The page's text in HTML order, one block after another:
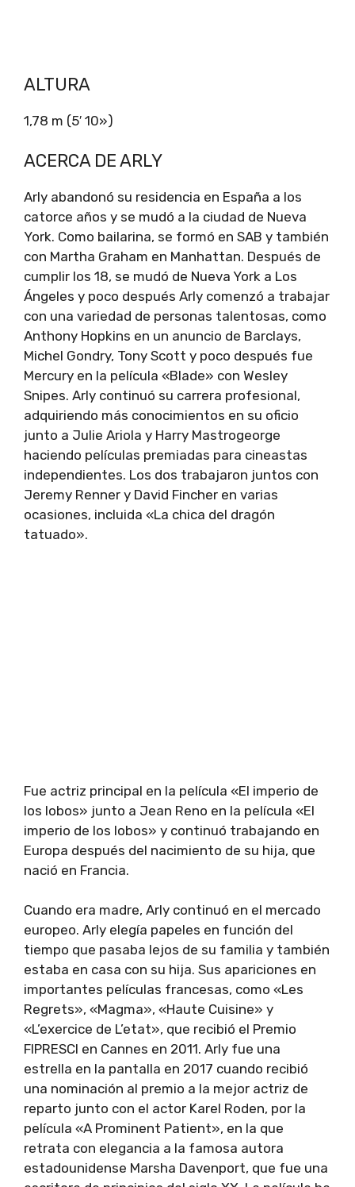
ALTURA
1,78 m (5′ 10»)
ACERCA DE ARLY
Arly abandonó su residencia en España a los
catorce años y se mudó a la ciudad de Nueva
York. Como bailarina, se formó en SAB y también
con Martha Graham en Manhattan. Después de
cumplir los 18, se mudó de Nueva York a Los
Ángeles y poco después Arly comenzó a trabajar
con una variedad de personas talentosas, como
Anthony Hopkins en un anuncio de Barclays,
Michel Gondry, Tony Scott y poco después fue
Mercury en la película «Blade» con Wesley
Snipes. Arly continuó su carrera profesional,
adquiriendo más conocimientos en su oficio
junto a Julie Ariola y Harry Mastrogeorge
haciendo películas premiadas para cineastas
independientes. Los dos trabajaron juntos con
Jeremy Renner y David Fincher en varias
ocasiones, incluida «La chica del dragón
tatuado».
Fue actriz principal en la película «El imperio de
los lobos» junto a Jean Reno en la película «El
imperio de los lobos» y continuó trabajando en
Europa después del nacimiento de su hija, que
nació en Francia.
Cuando era madre, Arly continuó en el mercado
europeo. Arly elegía papeles en función del
tiempo que pasaba lejos de su familia y también
estaba en casa con su hija. Sus apariciones en
importantes películas francesas, como «Les
Regrets», «Magma», «Haute Cuisine» y
«L’exercice de L’etat», que recibió el Premio
FIPRESCI en Cannes en 2011. Arly fue una
estrella en la pantalla en 2017 cuando recibió
una nominación al premio a la mejor actriz de
reparto junto con el actor Karel Roden, por la
película «A Prominent Patient», en la que
retrata con elegancia a la famosa autora
estadounidense Marsha Davenport, que fue una